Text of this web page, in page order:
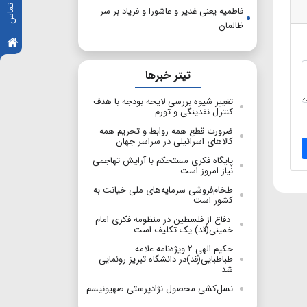
فاطمیه یعنی غدیر و عاشورا و فریاد بر سر
ظالمان
تیتر خبرها
تغییر شیوه بررسی لایحه بودجه با هدف
کنترل نقدینگی و تورم
ضرورت قطع همه روابط و تحریم همه
کالاهای اسرائیلی در سراسر جهان
پایگاه فکری مستحکم با آرایش تهاجمی
نیاز امروز است
طخام‌فروشی سرمایه‌های ملی خیانت به
کشور است
دفاع از فلسطین در منظومه فکری امام
خمینی(قد) یک تکلیف است
حکیم الهی ۲ ویژه‌نامه علامه
طباطبایی(قد)در دانشگاه تبریز رونمایی
شد
نسل‌کشی محصول نژادپرستی صهیونیسم